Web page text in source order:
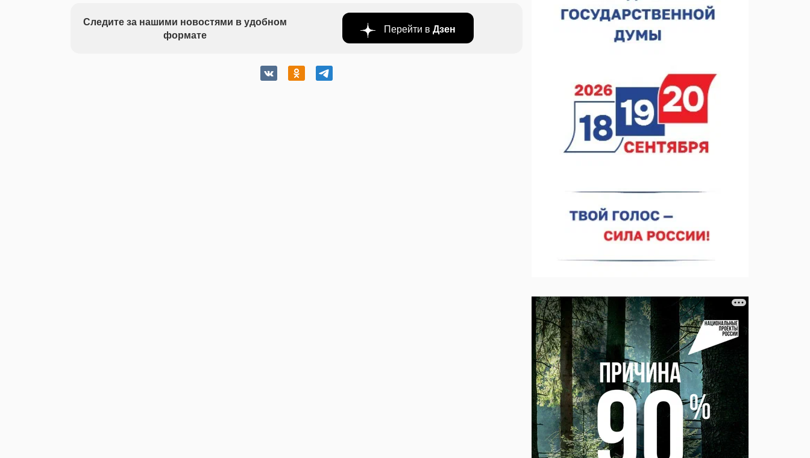
Следите за нашими новостями в удобном
формате
Перейти в Дзен
В Нижнем Новгороде отметили 70-летие Дня
строителя
07.08.2026 13:15
спортобъектов выросла на 28%
07.08.2026 12:15
В Нижнем Новгороде прошло совещание
Росгвардии
07.08.2026 12:04